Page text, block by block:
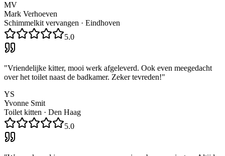
MV
Mark Verhoeven
Schimmelkit vervangen · Eindhoven
5.0
"Vriendelijke kitter, mooi werk afgeleverd. Ook even meegedacht
over het toilet naast de badkamer. Zeker tevreden!"
YS
Yvonne Smit
Toilet kitten · Den Haag
5.0